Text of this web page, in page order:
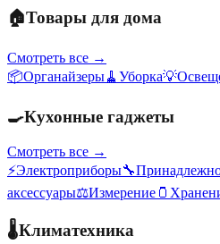
🏠Товары для дома
Смотреть все →
📦Органайзеры🧹 Уборка💡
🍳Кухонные гаджеты
Смотреть все →
⚡Электроприборы🔧
аксессуары⚖️Измерение 🫙
🌡️Климатехника